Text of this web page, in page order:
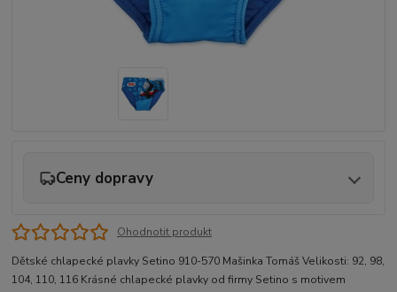
Ceny dopravy
Ohodnotit produkt
Dětské chlapecké plavky Setino 910-570 Mašinka Tomáš Velikosti: 92, 98,
104, 110, 116 Krásné chlapecké plavky od firmy Setino s motivem